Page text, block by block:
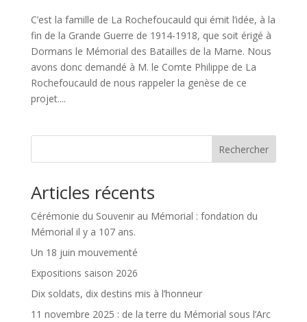
C’est la famille de La Rochefoucauld qui émit l’idée, à la
fin de la Grande Guerre de 1914-1918, que soit érigé à
Dormans le Mémorial des Batailles de la Marne. Nous
avons donc demandé à M. le Comte Philippe de La
Rochefoucauld de nous rappeler la genèse de ce
projet....
Rechercher
Articles récents
Cérémonie du Souvenir au Mémorial : fondation du
Mémorial il y a 107 ans.
Un 18 juin mouvementé
Expositions saison 2026
Dix soldats, dix destins mis à l’honneur
11 novembre 2025 : de la terre du Mémorial sous l’Arc